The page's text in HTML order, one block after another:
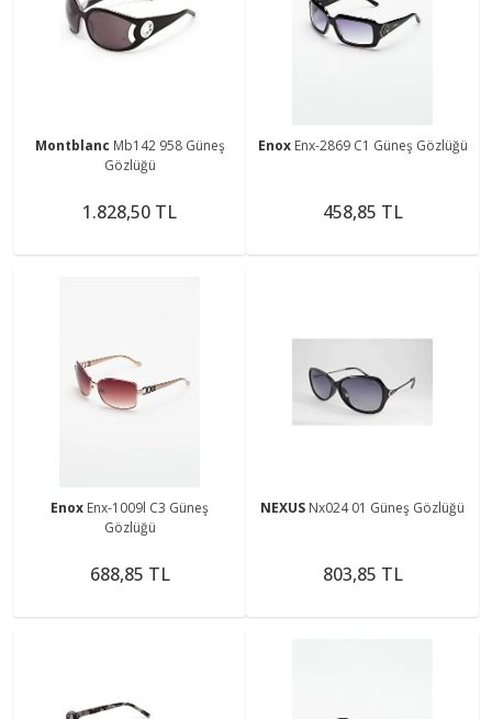
Montblanc Mb142 958 Güneş
Gözlüğü
1.828,50 TL
Enox Enx-2869 C1 Güneş Gözlüğü
458,85 TL
Enox Enx-1009l C3 Güneş
Gözlüğü
688,85 TL
NEXUS Nx024 01 Güneş Gözlüğü
803,85 TL